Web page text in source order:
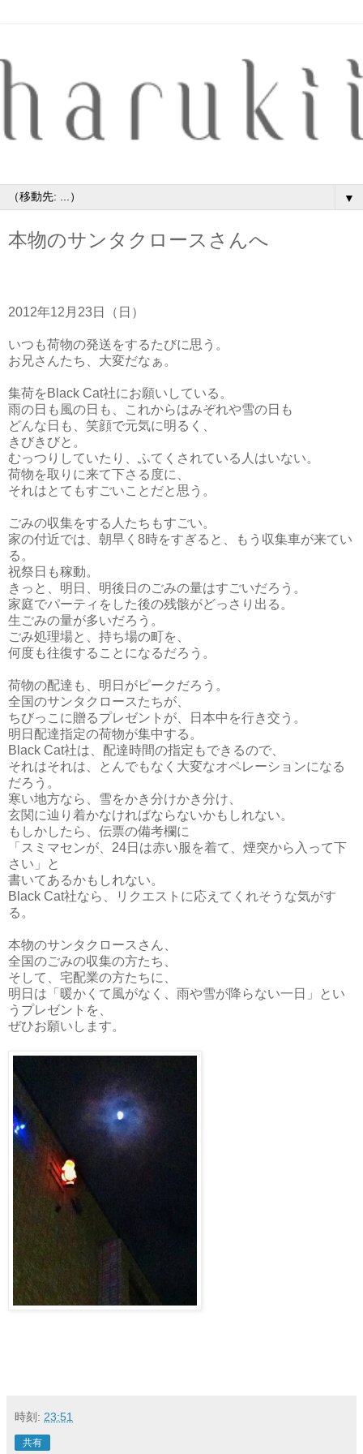
▼
本物のサンタクロースさんへ
2012年12月23日（日）
いつも荷物の発送をするたびに思う。
お兄さんたち、大変だなぁ。
集荷をBlack Cat社にお願いしている。
雨の日も風の日も、これからはみぞれや雪の日も
どんな日も、笑顔で元気に明るく、
きびきびと。
むっつりしていたり、ふてくされている人はいない。
荷物を取りに来て下さる度に、
それはとてもすごいことだと思う。
ごみの収集をする人たちもすごい。
家の付近では、朝早く8時をすぎると、もう収集車が来てい
る。
祝祭日も稼動。
きっと、明日、明後日のごみの量はすごいだろう。
家庭でパーティをした後の残骸がどっさり出る。
生ごみの量が多いだろう。
ごみ処理場と、持ち場の町を、
何度も往復することになるだろう。
荷物の配達も、明日がピークだろう。
全国のサンタクロースたちが、
ちびっこに贈るプレゼントが、日本中を行き交う。
明日配達指定の荷物が集中する。
Black Cat社は、配達時間の指定もできるので、
それはそれは、とんでもなく大変なオペレーションになる
だろう。
寒い地方なら、雪をかき分けかき分け、
玄関に辿り着かなければならないかもしれない。
もしかしたら、伝票の備考欄に
「スミマセンが、24日は赤い服を着て、煙突から入って下
さい」と
書いてあるかもしれない。
Black Cat社なら、リクエストに応えてくれそうな気がす
る。
本物のサンタクロースさん、
全国のごみの収集の方たち、
そして、宅配業の方たちに、
明日は「暖かくて風がなく、雨や雪が降らない一日」とい
うプレゼントを、
ぜひお願いします。
時刻: 23:51
共有